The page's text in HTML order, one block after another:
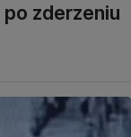
zderzeniu